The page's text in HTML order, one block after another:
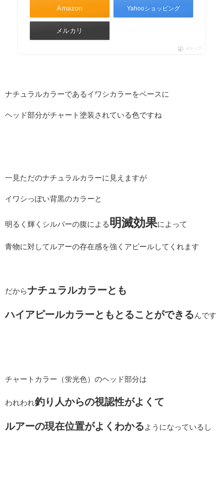
Amazon Yahooショッピング
メルカリ
ポチップ
ナチュラルカラーであるイワシカラーをベースに
ヘッド部分がチャート塗装されている色ですね
一見ただのナチュラルカラーに見えますが
イワシっぽい背黒のカラーと
明るく輝くシルバーの腹による明滅効果によって
青物に対してルアーの存在感を強くアピールしてくれます
だからナチュラルカラーとも
ハイアピールカラーともとることができるんです
チャートカラー（蛍光色）のヘッド部分は
われわれ釣り人からの視認性がよくて
ルアーの現在位置がよくわかる ようになっているし